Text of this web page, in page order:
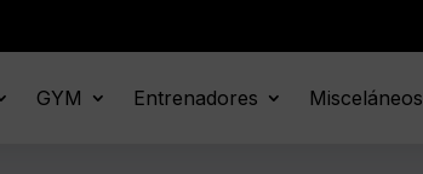
GYM Entrenadores Misceláneos